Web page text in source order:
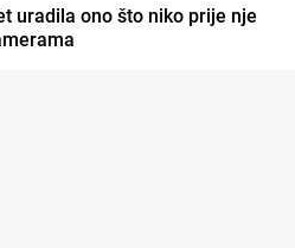
uradila ono što niko prije nje